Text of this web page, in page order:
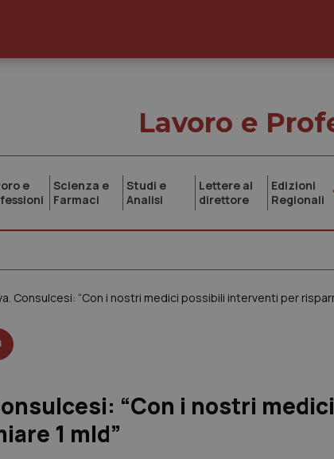
Lavoro e
e
Scienza e
Farmaci
Studi e
Analisi
Lettere al
direttore
Edizioni
Regionali
Consulcesi: “Con i nostri medici possibili interventi per
“Con i nostri
1 mld”